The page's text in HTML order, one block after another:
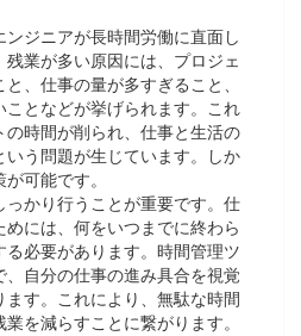
ジニアが長時間労働に直面し
業が多い原因には、プロジェ
、仕事の量が多すぎること、
となどが挙げられます。これ
の時間が削られ、仕事と生活の
う問題が生じています。しか
可能です。
っかり行うことが重要です。仕
には、何をいつまでに終わら
必要があります。時間管理ツ
自分の仕事の進み具合を視覚
す。これにより、無駄な時間
を減らすことに繋がります。